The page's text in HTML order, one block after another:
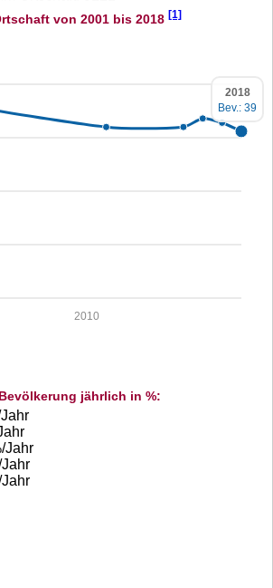
von 2001 bis 2018 [1]
2010
2018
Bev.: 39
jährlich in %:
Jahr